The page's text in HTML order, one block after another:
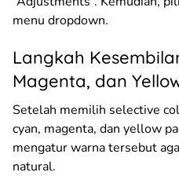
menu dropdown.
Langkah
Magenta, dan
Setelah memilih selective
cyan, magenta, dan yellow
mengatur warna tersebut
natural.